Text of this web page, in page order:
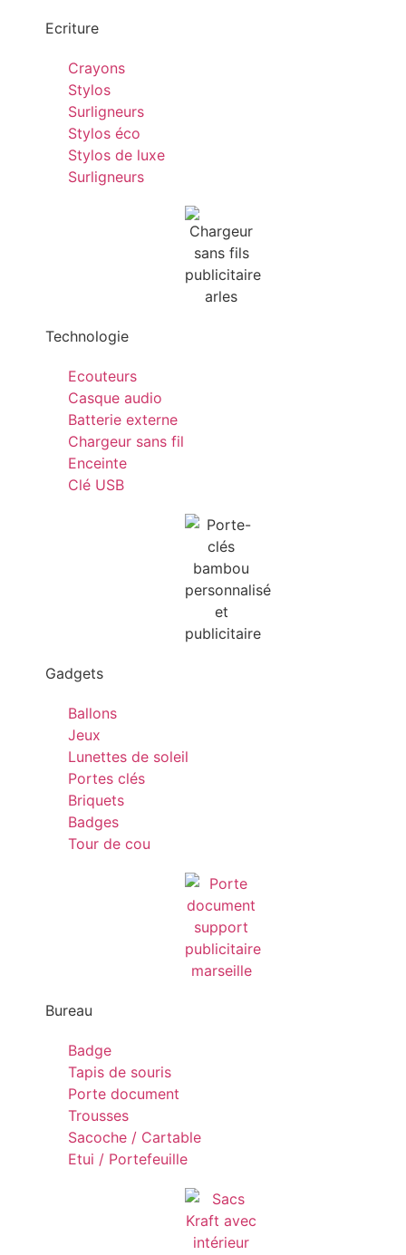
Ecriture
Crayons
Stylos
Surligneurs
Stylos éco
Stylos de luxe
Surligneurs
Technologie
Ecouteurs
Casque audio
Batterie externe
Chargeur sans fil
Enceinte
Clé USB
Gadgets
Ballons
Jeux
Lunettes de soleil
Portes clés
Briquets
Badges
Tour de cou
Bureau
Badge
Tapis de souris
Porte document
Trousses
Sacoche / Cartable
Etui / Portefeuille